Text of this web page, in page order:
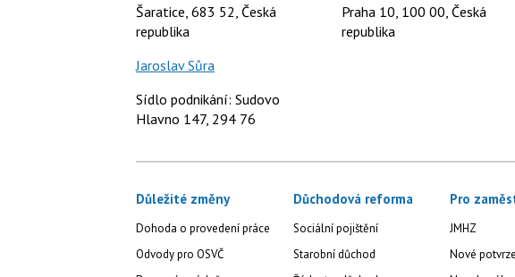
Šaratice, 683 52, Česká
republika
Praha 10, 100 00, Česká
republika
Jaroslav Sůra
Sídlo podnikání: Sudovo
Hlavno 147, 294 76
Důležité změny
Dohoda o provedení práce
Odvody pro OSVČ
Důchodová reforma
Sociální pojištění
Starobní důchod
Pro
JMHZ
Nové